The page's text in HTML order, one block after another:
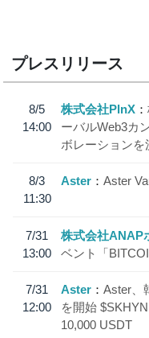
プレスリリース
8/5
14:00
株式会社PlnX
ーバルWeb3カ
ボレーションを
8/3
11:30
Aster Aster
7/31
13:00
株式会社ANAP
ベント「
7/31
12:00
Aster
Aster、
を開始
10,000 USDT